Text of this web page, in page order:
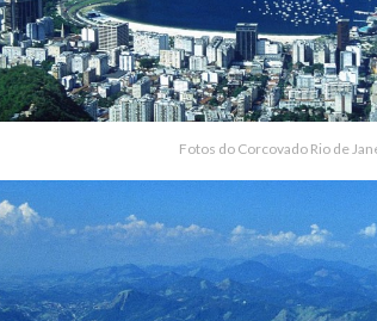
Fotos do Corcovado Rio de